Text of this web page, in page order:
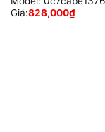
Giá:828,000₫